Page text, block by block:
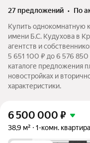
27 предложений •
по
Купить однокомнатную
имени Б.С. Кудухова в
агентств и
5 651 100 ₽ до 6 576
каталоге предложения
новостройках и
характеристики.
6 500 000 ₽
38,9 м² 1-комн. квартира